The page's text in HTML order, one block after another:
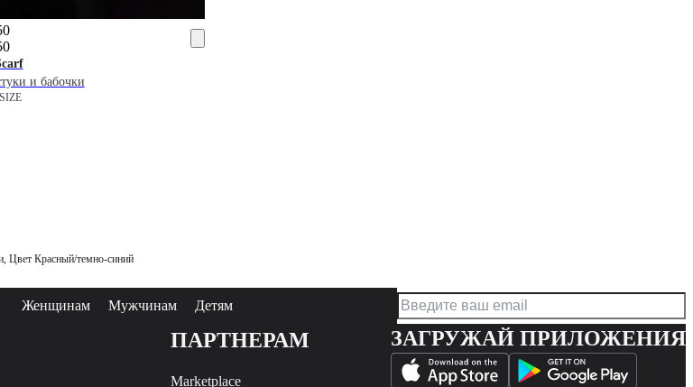
и бабочки
Цвет Красный/темно-синий
Женщинам Мужчинам Детям
ПАРТНЕРАМ
Marketplace
ЗАГРУЖАЙ ПРИЛОЖЕНИЯ